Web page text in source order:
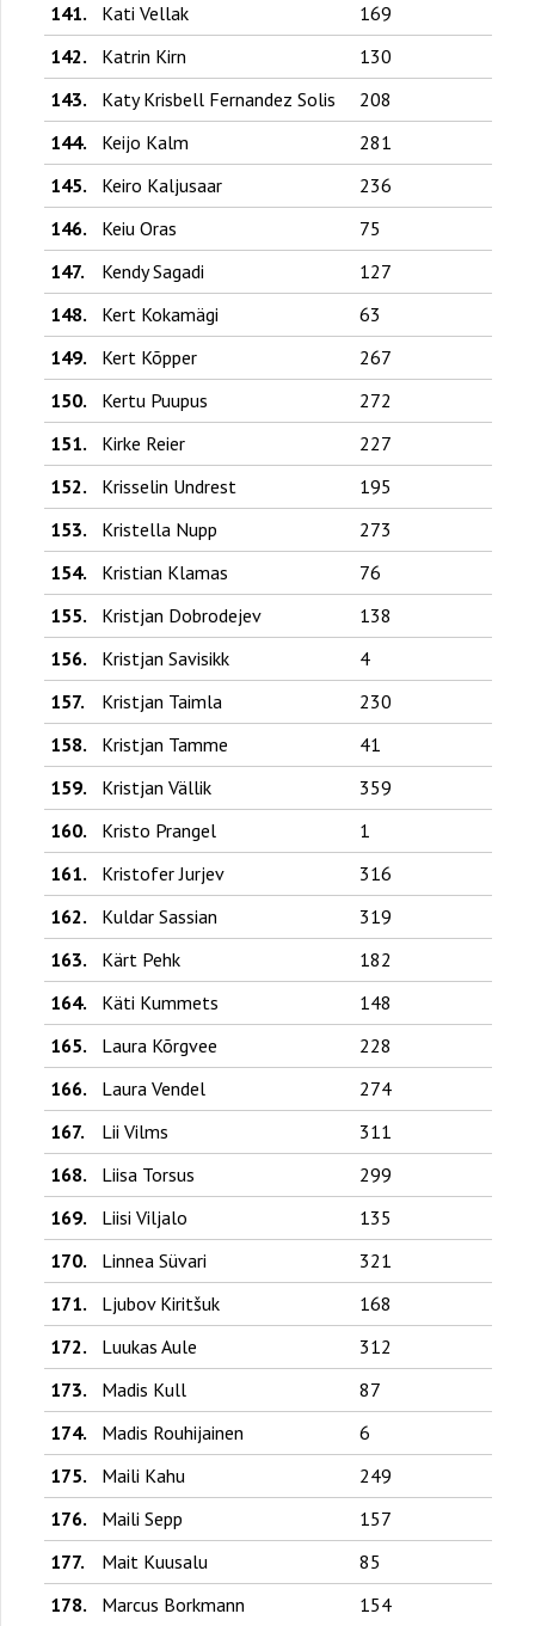
141.
Kati Vellak
169
142.
Katrin Kirn
130
143.
Katy Krisbell Fernandez Solis
208
144.
Keijo Kalm
281
145.
Keiro Kaljusaar
236
146.
Keiu Oras
75
147.
Kendy Sagadi
127
148.
Kert Kokamägi
63
149.
Kert Kõpper
267
150.
Kertu Puupus
272
151.
Kirke Reier
227
152.
Krisselin Undrest
195
153.
Kristella Nupp
273
154.
Kristian Klamas
76
155.
Kristjan Dobrodejev
138
156.
Kristjan Savisikk
4
157.
Kristjan Taimla
230
158.
Kristjan Tamme
41
159.
Kristjan Vällik
359
160.
Kristo Prangel
1
161.
Kristofer Jurjev
316
162.
Kuldar Sassian
319
163.
Kärt Pehk
182
164.
Käti Kummets
148
165.
Laura Kõrgvee
228
166.
Laura Vendel
274
167.
Lii Vilms
311
168.
Liisa Torsus
299
169.
Liisi Viljalo
135
170.
Linnea Süvari
321
171.
Ljubov Kiritšuk
168
172.
Luukas Aule
312
173.
Madis Kull
87
174.
Madis Rouhijainen
6
175.
Maili Kahu
249
176.
Maili Sepp
157
177.
Mait Kuusalu
85
178.
Marcus Borkmann 154